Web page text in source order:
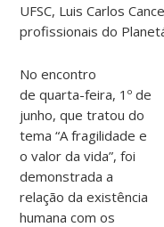
UFSC, Luis Carlos
profissionais do
No encontro
de quarta-feira, 1º de
junho, que tratou do
tema “A fragilidade e
o valor da vida”, foi
demonstrada a
relação da existência
humana com os